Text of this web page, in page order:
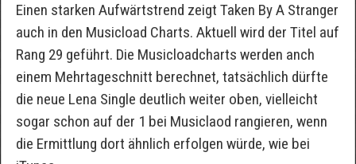
Einen starken Aufwärtstrend zeigt Taken By A Stranger
auch in den Musicload Charts. Aktuell wird der Titel auf
Rang 29 geführt. Die Musicloadcharts werden anch
einem Mehrtageschnitt berechnet, tatsächlich dürfte
die neue Lena Single deutlich weiter oben, vielleicht
sogar schon auf der 1 bei Musiclaod rangieren, wenn
die Ermittlung dort ähnlich erfolgen würde, wie bei